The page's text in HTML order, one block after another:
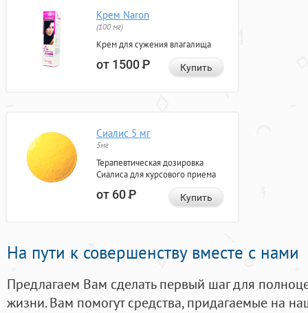
Крем Naron
(100 мг)
Крем для сужения влагалища
от 1500Р Купить
Сиалис 5 мг
5мг
Терапевтическая дозировка
Сиалиса для курсового приема
от 60Р Купить
На пути к совершенству вместе с нами
Предлагаем Вам сделать первый шаг для
жизни. Вам помогут средства, придагаемые на